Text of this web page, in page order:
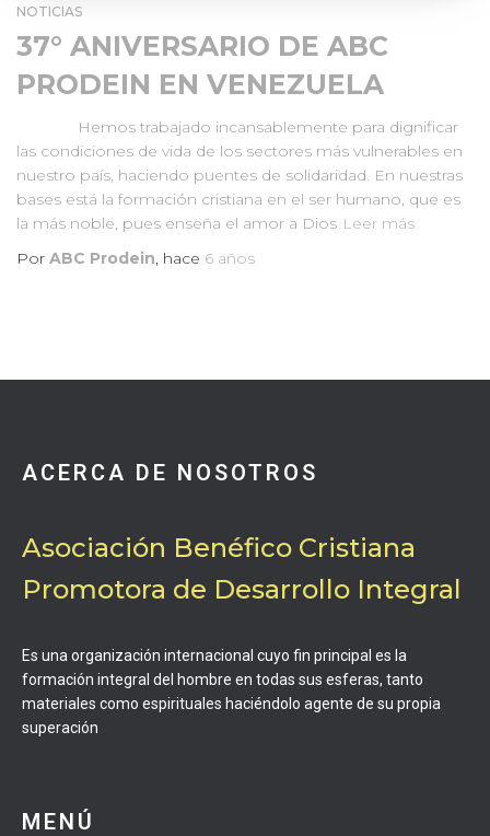
NOTICIAS
37° ANIVERSARIO DE ABC
PRODEIN EN VENEZUELA
Hemos trabajado incansablemente para dignificar
las condiciones de vida de los sectores más vulnerables en
nuestro país, haciendo puentes de solidaridad. En nuestras
bases está la formación cristiana en el ser humano, que es
la más noble, pues enseña el amor a Dios Leer más
Por ABC Prodein, hace 6 años
ACERCA DE NOSOTROS
Asociación Benéfico Cristiana
Promotora de Desarrollo Integral
Es una organización internacional cuyo fin principal es la
formación integral del hombre en todas sus esferas, tanto
materiales como espirituales haciéndolo agente de su propia
superación
MENÚ